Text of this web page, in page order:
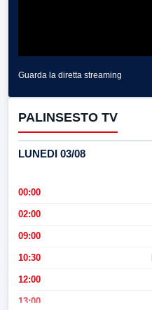
Guarda la diretta streaming
PALINSESTO TV
LUNEDI 03/08
00:00
02:00
09:00
10:30
12:00
13:00